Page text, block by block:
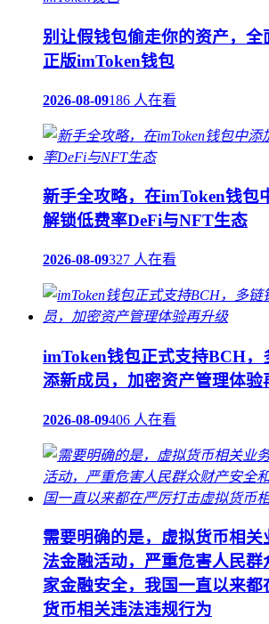
别让假钱包偷走你的资产，全
正版imToken钱包
2026-08-09186 人在看
新手全攻略，在imToken钱包
解锁低费率DeFi与NFT生态
2026-08-09327 人在看
imToken钱包正式支持BCH，
添新成员，加密资产管理体验
2026-08-09406 人在看
需要明确的是，虚拟货币相关
法金融活动，严重危害人民群
家金融安全，我国一直以来都
货币相关违法违规行为